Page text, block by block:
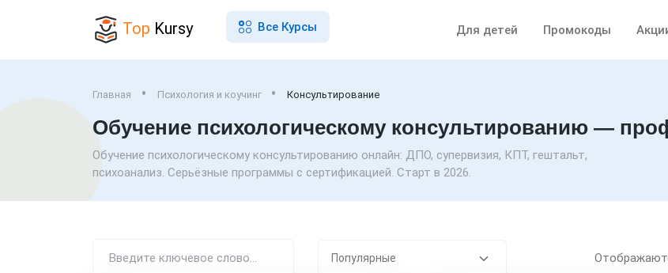
Top Kursy Все Курсы Для детей Промокоды
Главная Психология и коучинг Консультирование
Обучение психологическому консультированию —
Обучение психологическому консультированию онлайн: ДПО, супервизия, КПТ, гештальт,
психоанализ. Серьёзные программы с сертификацией. Старт в 2026.